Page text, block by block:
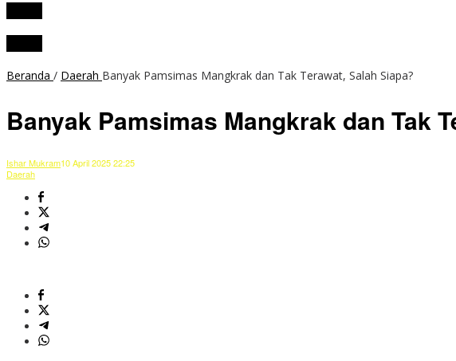
Beranda / Daerah Banyak Pamsimas Mangkrak dan Tak Terawat, Salah Siapa?
Banyak Pamsimas Mangkrak dan Tak
Ishar Mukram10 April 2025 22:25
Daerah